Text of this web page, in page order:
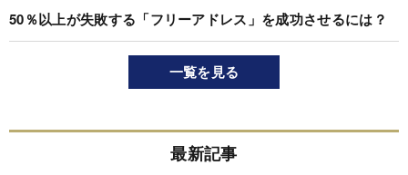
50％以上が失敗する「フリーアドレス」を成功させるには？
一覧を見る
最新記事